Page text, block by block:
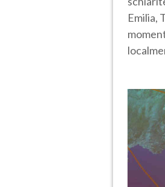
Emilia,